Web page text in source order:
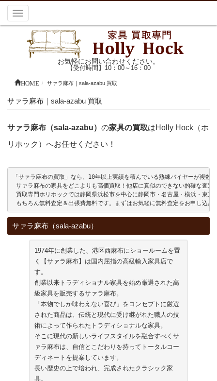
お気軽にお問い合わせください。
【受付時間】10：00～16：00
Toggle
navigation
HOME サァラ麻布｜sala-azabu 買取
サァラ麻布｜sala-azabu 買取
サァラ麻布（sala-azabu） の家具の買取はHolly Hock（ホ
リホック）へお任せください！
「サァラ麻布の買取」なら、10年以上実績を積んでいる熟練バイヤーが複
サァラ麻布の家具をどこよりも高価買取！他店に真似のできない的確な査定
買取専門ホリホックでは静岡県浜松市を中心に静岡市・名古屋・横浜・東
もちろん無料査定＆出張費無料です。まずはお気軽に無料査定をお申し込み
サァラ麻布（sala-azabu）
1974年に創業した、港区西麻布にショールームを置
く【サァラ麻布】は国内屈指の高級輸入家具店で
す。
創業以来トラディショナル家具を始め厳選された高
級家具を販売するサァラ麻布。
「本物でしか味わえない喜び」をコンセプトに厳選
された商品は、伝統と現代に受け継がれた職人の技
術によって作られたトラディショナルな家具。
そこに現代の新しいライフスタイルを融合すべくサ
ァラ麻布は、自信とこだわりを持ってトータルコー
ディネートを提案しています。
長い歴史の上で培われ、完成されたクラシック家
具。